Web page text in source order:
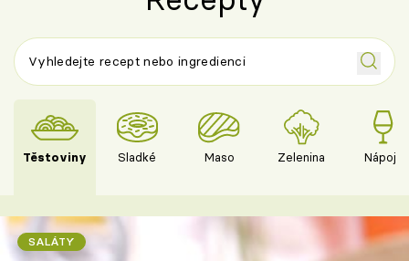
Těstoviny Sladké Maso Zelenina Nápoje
SALÁTY